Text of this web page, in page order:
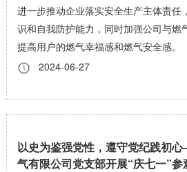
进一步推动企业落实安全生产主体责任
识和自我防护能力，同时加强公司与燃
提高用户的燃气幸福感和燃气安全感。
2024-06-27
以史为鉴强党性，遵守党纪践初
气有限公司党支部开展“庆七一”参